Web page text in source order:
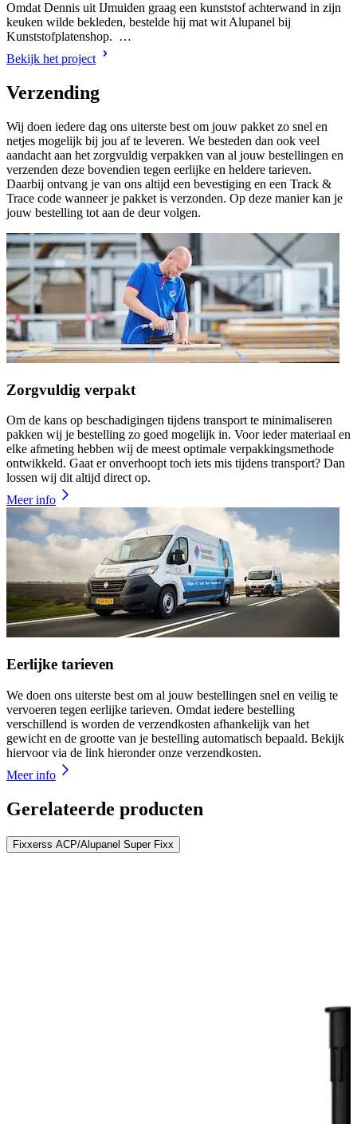
Omdat Dennis uit IJmuiden graag een kunststof achterwand in zijn
keuken wilde bekleden, bestelde hij mat wit Alupanel bij
Kunststofplatenshop. …
Bekijk het project
Verzending
Wij doen iedere dag ons uiterste best om jouw pakket zo snel en
netjes mogelijk bij jou af te leveren. We besteden dan ook veel
aandacht aan het zorgvuldig verpakken van al jouw bestellingen en
verzenden deze bovendien tegen eerlijke en heldere tarieven.
Daarbij ontvang je van ons altijd een bevestiging en een Track &
Trace code wanneer je pakket is verzonden. Op deze manier kan je
jouw bestelling tot aan de deur volgen.
Zorgvuldig verpakt
Om de kans op beschadigingen tijdens transport te minimaliseren
pakken wij je bestelling zo goed mogelijk in. Voor ieder materiaal en
elke afmeting hebben wij de meest optimale verpakkingsmethode
ontwikkeld. Gaat er onverhoopt toch iets mis tijdens transport? Dan
lossen wij dit altijd direct op.
Meer info
Eerlijke tarieven
We doen ons uiterste best om al jouw bestellingen snel en veilig te
vervoeren tegen eerlijke tarieven. Omdat iedere bestelling
verschillend is worden de verzendkosten afhankelijk van het
gewicht en de grootte van je bestelling automatisch bepaald. Bekijk
hiervoor via de link hieronder onze verzendkosten.
Meer info
Gerelateerde producten
Fixxerss ACP/Alupanel Super Fixx